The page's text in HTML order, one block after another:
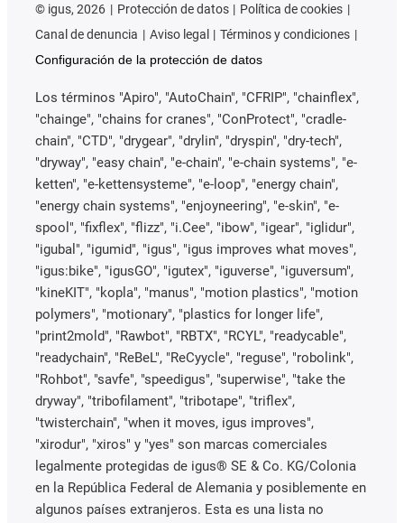
© igus, 2026 Protección de datos
Política de cookies
Canal de denuncia
Aviso legal
Términos y condiciones
Configuración de la protección de datos
Los términos "Apiro", "AutoChain", "CFRIP", "chainflex",
"chainge", "chains for cranes", "ConProtect", "cradle-
chain", "CTD", "drygear", "drylin", "dryspin", "dry-tech",
"dryway", "easy chain", "e-chain", "e-chain systems", "e-
ketten", "e-kettensysteme", "e-loop", "energy chain",
"energy chain systems", "enjoyneering", "e-skin", "e-
spool", "fixflex", "flizz", "i.Cee", "ibow", "igear", "iglidur",
"igubal", "igumid", "igus", "igus improves what moves",
"igus:bike", "igusGO", "igutex", "iguverse", "iguversum",
"kineKIT", "kopla", "manus", "motion plastics", "motion
polymers", "motionary", "plastics for longer life",
"print2mold", "Rawbot", "RBTX", "RCYL", "readycable",
"readychain", "ReBeL", "ReCyycle", "reguse", "robolink",
"Rohbot", "savfe", "speedigus", "superwise", "take the
dryway", "tribofilament", "tribotape", "triflex",
"twisterchain", "when it moves, igus improves",
"xirodur", "xiros" y "yes" son marcas comerciales
legalmente protegidas de igus® SE & Co. KG/Colonia
en la República Federal de Alemania y posiblemente en
algunos países extranjeros. Esta es una lista no